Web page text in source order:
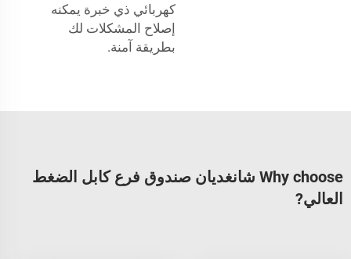
كهربائي ذي خبرة يمكنه
إصلاح المشكلات لك
بطريقة آمنة.
Why choose شانغديان صندوق فرع كابل الضغط
العالي?